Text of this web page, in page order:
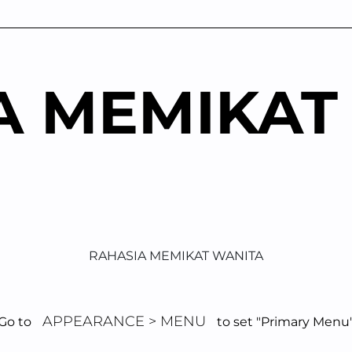
MEMIKAT
RAHASIA MEMIKAT WANITA
to APPEARANCE > MENU to set "Primary